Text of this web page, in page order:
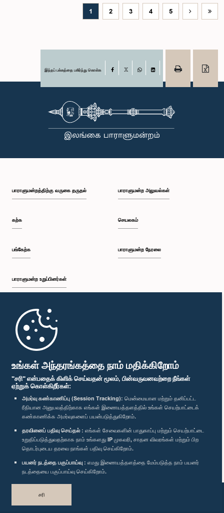
உங்கள் அந்தரங்கத்தை நாம் மதிக்கிறோம்
"சரி" என்பதைக் கிளிக் செய்வதன் மூலம், பின்வருவனவற்றை நீங்கள்
ஏற்றுக் கொள்கிறீர்கள்:
அமர்வு கண்காணிப்பு (Session Tracking): மென்மையான மற்றும் தனிப்பட்ட
ரீதியான அனுபவத்திற்காக எங்கள் இணையத்தளத்தில் உங்கள் செயற்பாட்டைக்
கண்காணிக்க அமர்வுகளைப் பயன்படுத்துகிறோம்.
தரவினைப் பதிவு செய்தல் : எங்கள் சேவைகளின் பாதுகாப்பு மற்றும் செயற்பாட்டை
உறுதிப்படுத்துவதற்காக நாம் உங்களது IP முகவரி, சாதன விவரங்கள் மற்றும் பிற
தொடர்புடைய தரவை நாங்கள் பதிவு செய்கிறோம்.
பயனர் நடத்தை பகுப்பாய்வு : எமது இணையத்தளத்தை மேம்படுத்த நாம் பயனர்
நடத்தையை பகுப்பாய்வு செய்கிறோம்.
சரி
1 2 3 4 5
இந்தப் பக்கத்தை பகிர்ந்து கொள்க Facebook
பாராளுமன்றத்திற்கு வருகை தருதல்
கற்க
பங்கேற்க
பாராளுமன்ற உறுப்பினர்கள்
முதற்பக்கம்
பாராளுமன்ற அலுவல்கள்
செயலகம்
பாராளுமன்ற நேரலை
பாராளுமன்ற கையடக்க செயலி
எம்மை பின்தொடர்க :
விருதுகள்
தனியுரிமைக் கொள்கை